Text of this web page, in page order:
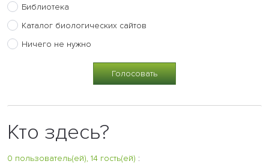
Библиотека
Каталог биологических сайтов
Ничего не нужно
Кто здесь?
0 пользователь(ей), 14 гость(ей) :